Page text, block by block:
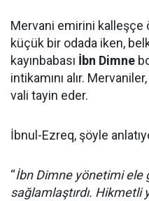
Mervani emirini kalleşçe
küçük bir odada iken,
kayınbabası İbn Dimne
intikamını alır. Mervaniler,
vali tayin eder.
İbnul-Ezreq, şöyle
“İbn Dimne yönetimi ele
sağlamlaştırdı. Hikmetli